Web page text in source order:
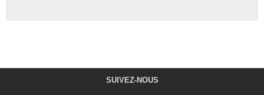
SUIVEZ-NOUS